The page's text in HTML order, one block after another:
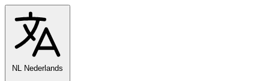
NL Nederlands